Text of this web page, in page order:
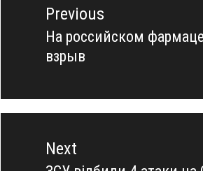
записямPrevious
Previous
post:
На российском
взрыв
Next